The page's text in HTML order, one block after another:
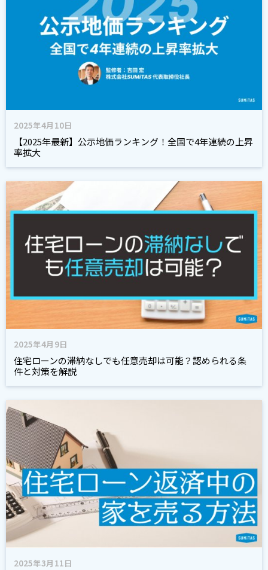
2025年4月10日
【2025年最新】公示地価ランキング！全国で4年連続の上昇
率拡大
2025年4月9日
住宅ローンの滞納なしでも任意売却は可能？認められる条
件と対策を解説
2025年3月11日